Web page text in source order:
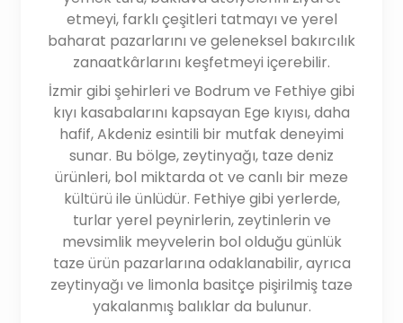
etmeyi, farklı çeşitleri tatmayı ve yerel
baharat pazarlarını ve geleneksel bakırcılık
zanaatkârlarını keşfetmeyi içerebilir.
İzmir gibi şehirleri ve Bodrum ve Fethiye gibi
kıyı kasabalarını kapsayan Ege kıyısı, daha
hafif, Akdeniz esintili bir mutfak deneyimi
sunar. Bu bölge, zeytinyağı, taze deniz
ürünleri, bol miktarda ot ve canlı bir meze
kültürü ile ünlüdür. Fethiye gibi yerlerde,
turlar yerel peynirlerin, zeytinlerin ve
mevsimlik meyvelerin bol olduğu günlük
taze ürün pazarlarına odaklanabilir, ayrıca
zeytinyağı ve limonla basitçe pişirilmiş taze
yakalanmış balıklar da bulunur.